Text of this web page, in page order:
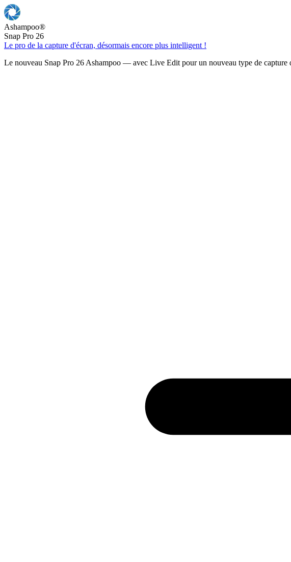
Ashampoo®
Snap Pro 26
Le pro de la capture d'écran, désormais encore plus intelligent !
Le nouveau Snap Pro 26 Ashampoo — avec Live Edit pour un nouveau type de capture